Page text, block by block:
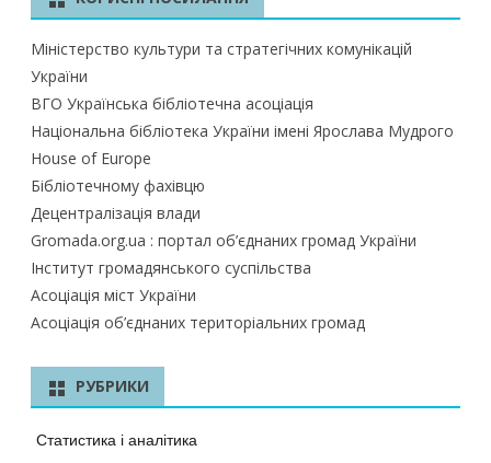
Міністерство культури та стратегічних комунікацій
України
ВГО Українська бібліотечна асоціація
Національна бібліотека України імені Ярослава Мудрого
House of Europe
Бібліотечному фахівцю
Децентралізація влади
Gromada.org.ua : портал об’єднаних громад України
Інститут громадянського суспільства
Асоціація міст України
Асоціація об’єднаних територіальних громад
РУБРИКИ
Статистика і аналітика